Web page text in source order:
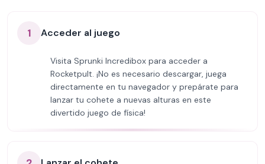
1 Acceder al juego
Visita Sprunki Incredibox para acceder a
Rocketpult. ¡No es necesario descargar, juega
directamente en tu navegador y prepárate para
lanzar tu cohete a nuevas alturas en este
divertido juego de física!